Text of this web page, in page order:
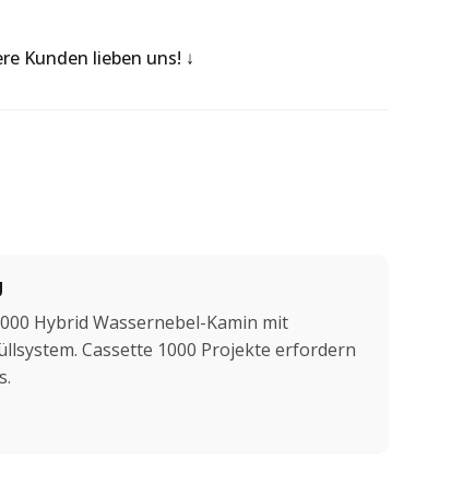
Kunden lieben uns!
Hybrid Wassernebel-Kamin mit
Cassette 1000 Projekte erfordern